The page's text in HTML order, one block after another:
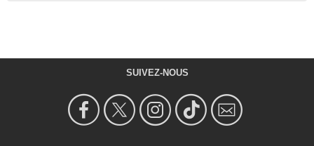
SUIVEZ-NOUS